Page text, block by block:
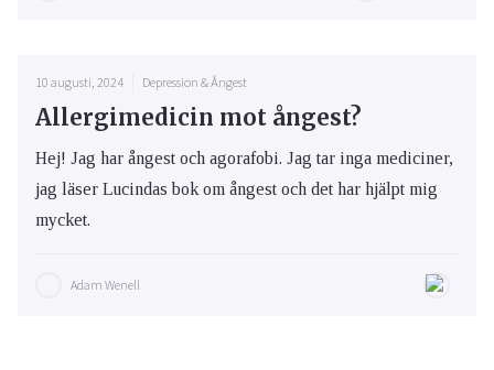
10 augusti, 2024 Depression & Ångest
Allergimedicin mot ångest?
Hej! Jag har ångest och agorafobi. Jag tar inga mediciner,
jag läser Lucindas bok om ångest och det har hjälpt mig
mycket.
Adam Wenell